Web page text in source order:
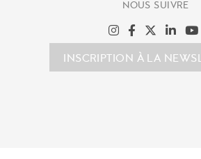
NOUS SUIVRE
INSCRIPTION À LA